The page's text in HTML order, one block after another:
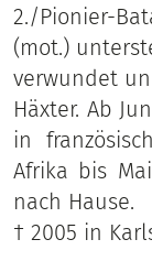
2./Pionier-
(mot.)
verwundet
Häxter. Ab
in
Afrika bis
nach Hause.
† 2005 in